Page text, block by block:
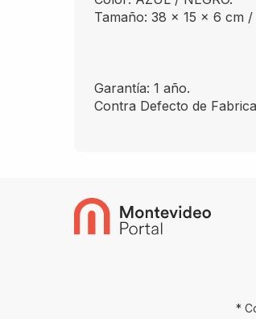
Tamaño: 38 x 15 x 6 cm /
Garantía: 1 año.
Contra Defecto de
*